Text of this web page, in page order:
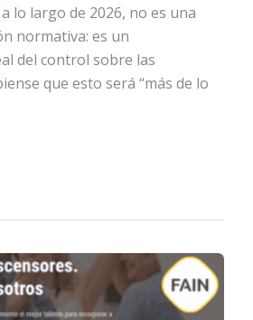
lo largo de 2026, no es una
normativa: es un
del control sobre las
que esto será “más de lo